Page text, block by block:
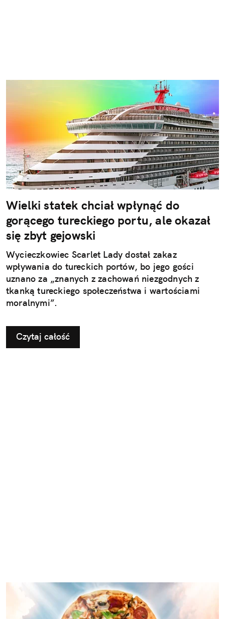
Wielki statek chciał wpłynąć do
gorącego tureckiego portu, ale okazał
się zbyt gejowski
Wycieczkowiec Scarlet Lady dostał zakaz
wpływania do tureckich portów, bo jego gości
uznano za „znanych z zachowań niezgodnych z
tkanką tureckiego społeczeństwa i wartościami
moralnymi”.
Czytaj całość